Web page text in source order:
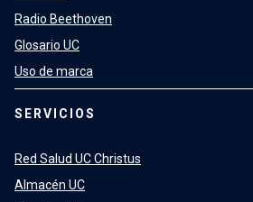
Radio Beethoven
Glosario UC
Uso de marca
SERVICIOS
Red Salud UC Christus
Almacén UC